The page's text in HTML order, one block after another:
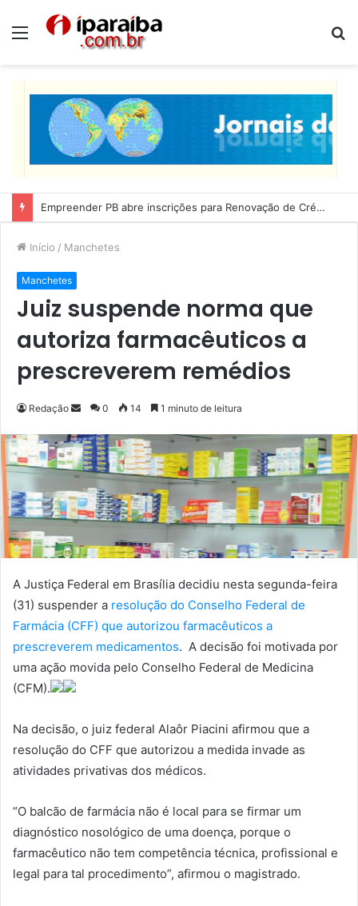
Menu
Empreender PB abre inscrições para Renovação de Crédito
Início / Manchetes
Manchetes
Juiz suspende norma que
autoriza farmacêuticos a
prescreverem remédios
Redação
n
d
u
m
e
-
m
a
i
0 14 1 minuto de leitura
A Justiça Federal em Brasília decidiu nesta segunda-feira
(31) suspender a resolução do Conselho Federal de
Farmácia (CFF) que autorizou farmacêuticos a
prescreverem medicamentos. A decisão foi motivada por
uma ação movida pelo Conselho Federal de Medicina
(CFM).
Na decisão, o juiz federal Alaôr Piacini afirmou que a
resolução do CFF que autorizou a medida invade as
atividades privativas dos médicos.
“O balcão de farmácia não é local para se firmar um
diagnóstico nosológico de uma doença, porque o
farmacêutico não tem competência técnica, profissional e
legal para tal procedimento”, afirmou o magistrado.